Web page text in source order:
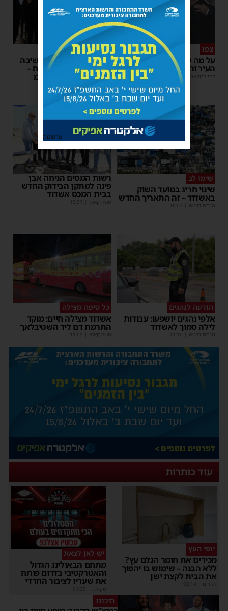
צפו
על מה שוחחו מ"מ ראש
העיר והחיד"א אברג׳ל?
יוסי יחזקאלי 23:37
פירות ההסתה
אימה באשדוד: בחור ישיבה
בן 13 נשדד באיומי רצח –
המשטרה הקימה צח”מ
מנחם דויטש
שימו לב
שינוי חריג במועד השוק
באשדוד – זה התאריך החדש
מנחם דויטש 16:07
רשות המסים הניחה אבן
פינה למתקן הבידוק החדש
בבית המכס אשדוד
משה קאהן 15:37
הודעה לנהגים
אלפי נהגים יושפעו: עבודות
לילה סמוך לאשדוד
מנחם דויטש 11:10
כל טיפה מצילה
אשדוד מצילה חיים: מוקד
התרמת דם ליד השטיבלאך
משה קאהן 11:05
עוד כותרות
יופי העץ
מכירים את חומר הגלם עץ?
ללא הבנה – שימוש בו יהפוך
את הבית לקצת ישן
מקודם
יש לאן לצאת
מתחם הבאולינג הגדול
והאטרקטיבי בדרום פותח
את שעריו לציבור החרדי
מקודם
היכונו
פרסומת